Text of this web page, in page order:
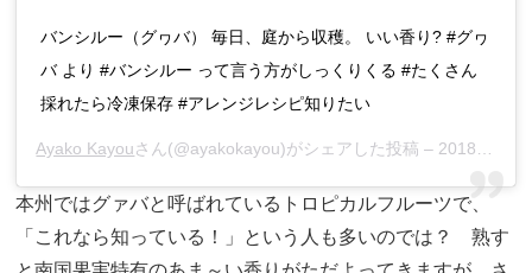
バンシルー（グヮバ） 毎日、庭から収穫。 いい香り? #グヮ
バ より #バンシルー って言う方がしっくりくる #たくさん
採れたら冷凍保存 #アレンジレシピ知りたい
Ayako Kayouさん(@ayakokayou)がシェアした投稿 – 2018年 8月月14日午後3時46分PDT
本州ではグァバと呼ばれているトロピカルフルーツで、
「これなら知っている！」という人も多いのでは？ 熟す